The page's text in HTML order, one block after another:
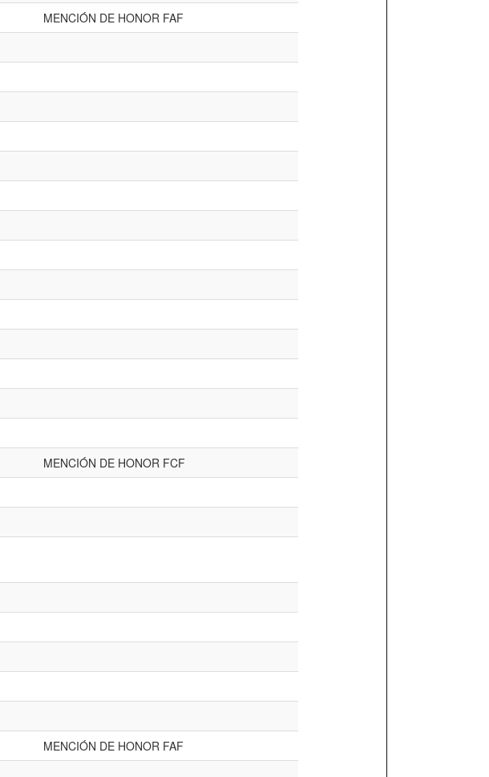
MENCIÓN DE HONOR FAF
MENCIÓN DE HONOR FCF
MENCIÓN DE HONOR FAF